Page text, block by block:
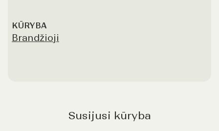
KŪRYBA
Brandžioji
Susijusi kūryba